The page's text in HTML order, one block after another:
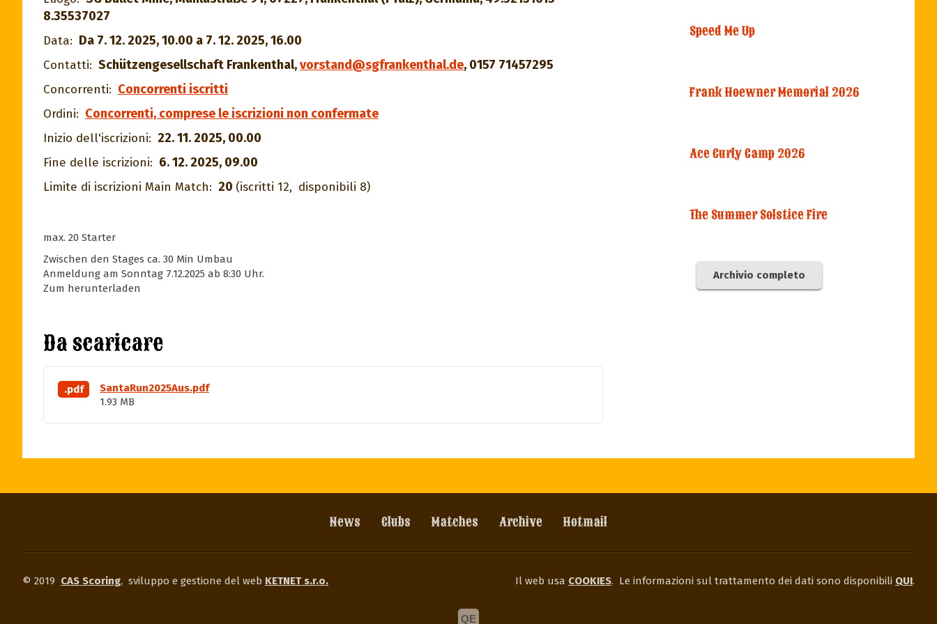
8.35537027
Data: Da 7. 12. 2025, 10.00 a 7. 12. 2025, 16.00
Contatti: Schützengesellschaft Frankenthal,vorstand@sgfrankenthal.de, 0157 71457295
Concorrenti: Concorrenti iscritti
Ordini: Concorrenti, comprese le iscrizioni non confermate
Inizio dell'iscrizioni: 22. 11. 2025, 00.00
Fine delle iscrizioni: 6. 12. 2025, 09.00
Limite di iscrizioni Main Match: 20 (iscritti 12, disponibili 8)
max. 20 Starter
Zwischen den Stages ca. 30 Min Umbau
Anmeldung am Sonntag 7.12.2025 ab 8:30 Uhr.
Zum herunterladen
Da scaricare
.pdf
SantaRun2025Aus.pdf
1.93 MB
Speed Me Up
Frank Hoewner Memorial 2026
Ace Curly Camp 2026
The Summer Solstice Fire
Archivio completo
News Clubs Matches Archive Hotmail
© 2019 CAS Scoring, sviluppo e gestione del web KETNET s.r.o. Il web usa COOKIES. Le informazioni sul trattamento dei dati sono disponibili QUI.
QE